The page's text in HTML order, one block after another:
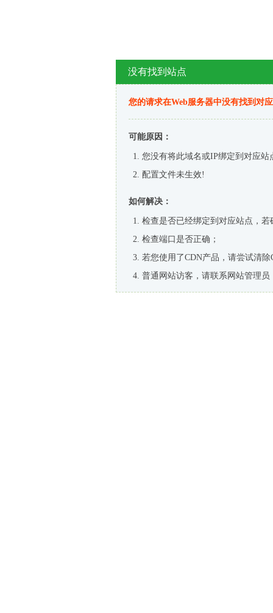
没有找到站点
您的请求在Web服务器中没有找到对
可能原因：
您没有将此域名或IP绑定到对应站
配置文件未生效!
如何解决：
检查是否已经绑定到对应站点，
检查端口是否正确；
若您使用了CDN产品，请尝试清除
普通网站访客，请联系网站管理员